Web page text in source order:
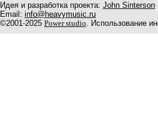
Идея и разработка проекта: John Sinterson
Email: info@heavymusic.ru
©2001-2025 Power studio. Использование